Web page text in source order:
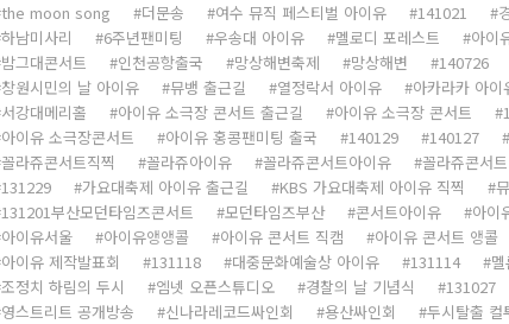
the moon song
더문송 여수 뮤직 페스티벌 아이유 141021
하남미사리
6주년팬미팅 우송대 아이유 멜로디 포레스트 아이
밤그대콘서트
인천공항출국 망상해변축제 망상해변 140726
창원시민의 날 아이유
뮤뱅 출근길 열정락서 아이유 아카라카 아이
서강대메리홀
아이유 소극장 콘서트 출근길 아이유 소극장 콘서트
아이유 소극장콘서트
아이유 홍콩팬미팅 출국 140129 140127
꼴라쥬콘서트직찍
꼴라쥬아이유 꼴라쥬콘서트아이유 꼴라쥬콘서트
131229
가요대축제 아이유 출근길 KBS 가요대축제 아이유 직찍
131201부산모던타임즈콘서트
모던타임즈부산 콘서트아이유 아이
아이유서울
아이유앵앵콜 아이유 콘서트 직캠 아이유 콘서트 앵콜
아이유 제작발표회
131118 대중문화예술상 아이유 131114
조정치 하림의 두시
엠넷 오픈스튜디오 경찰의 날 기념식 131027
영스트리트 공개방송
신나라레코드싸인회 용산싸인회 두시탈출 컬